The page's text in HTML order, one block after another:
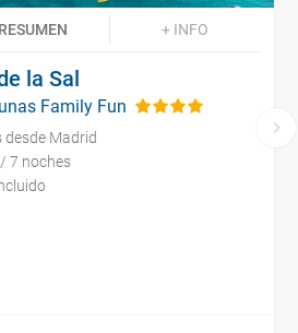
RESUMEN + INFO
la Sal
Family Fun
desde Madrid
7 noches